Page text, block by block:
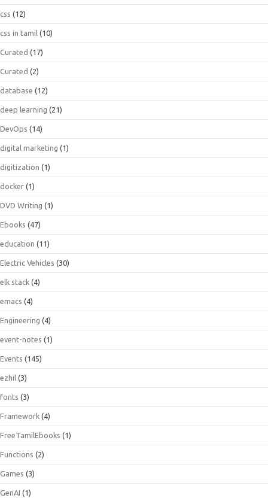
css (12)
css in tamil (10)
Curated (17)
Curated (2)
database (12)
deep learning (21)
DevOps (14)
digital marketing (1)
digitization (1)
docker (1)
DVD Writing (1)
Ebooks (47)
education (11)
Electric Vehicles (30)
elk stack (4)
emacs (4)
Engineering (4)
event-notes (1)
Events (145)
ezhil (3)
fonts (3)
Framework (4)
FreeTamilEbooks (1)
Functions (2)
Games (3)
GenAI (1)